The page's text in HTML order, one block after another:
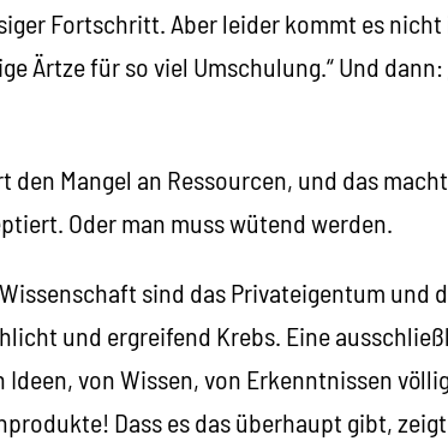
Fortschritt. Aber leider kommt es nicht
Ärtze für so viel Umschulung.“ Und
den Mangel an Ressourcen, und das
Oder man muss wütend werden.
sind das Privateigentum und
und ergreifend Krebs. Eine
Ideen, von Wissen, von Erkenntnissen
Dass es das überhaupt gibt,